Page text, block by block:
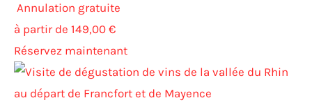
Annulation gratuite
à partir de 149,00 €
Réservez maintenant